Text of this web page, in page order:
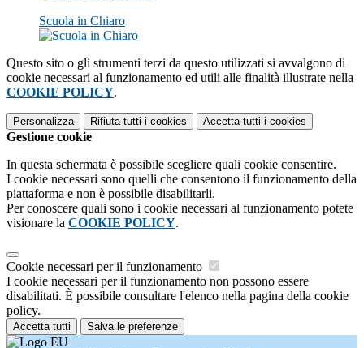
Scuola in Chiaro
Questo sito o gli strumenti terzi da questo utilizzati si avvalgono di
cookie necessari al funzionamento ed utili alle finalità illustrate nella
COOKIE POLICY.
Personalizza Rifiuta tutti i cookies Accetta tutti i cookies
Gestione cookie
In questa schermata è possibile scegliere quali cookie consentire.
I cookie necessari sono quelli che consentono il funzionamento della
piattaforma e non è possibile disabilitarli.
Per conoscere quali sono i cookie necessari al funzionamento potete
visionare la COOKIE POLICY.
Cookie necessari per il funzionamento
I cookie necessari per il funzionamento non possono essere
disabilitati. È possibile consultare l'elenco nella pagina della cookie
policy.
Accetta tutti Salva le preferenze